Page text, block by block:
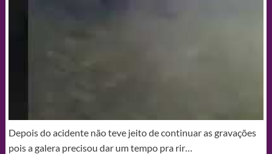
Depois do acidente não teve jeito de continuar as gravações
pois a galera precisou dar um tempo pra rir…